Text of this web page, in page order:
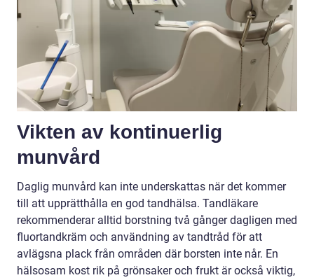
Vikten av kontinuerlig
munvård
Daglig munvård kan inte underskattas när det kommer
till att upprätthålla en god tandhälsa. Tandläkare
rekommenderar alltid borstning två gånger dagligen med
fluortandkräm och användning av tandtråd för att
avlägsna plack från områden där borsten inte når. En
hälsosam kost rik på grönsaker och frukt är också viktig,